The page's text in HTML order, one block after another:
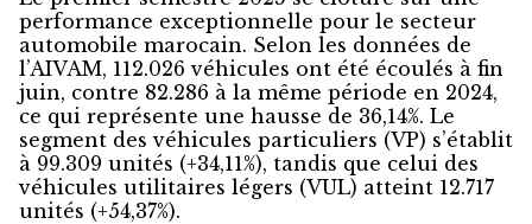
performance exceptionnelle pour le secteur
automobile marocain. Selon les données de
l’AIVAM, 112.026 véhicules ont été écoulés à fin
juin, contre 82.286 à la même période en 2024,
ce qui représente une hausse de 36,14%. Le
segment des véhicules particuliers (VP) s’établit
à 99.309 unités (+34,11%), tandis que celui des
véhicules utilitaires légers (VUL) atteint 12.717
unités (+54,37%).